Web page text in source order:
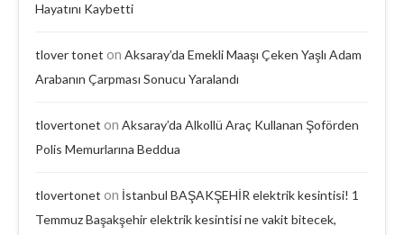
Hayatını Kaybetti
tlover tonet on Aksaray’da Emekli Maaşı Çeken Yaşlı Adam
Arabanın Çarpması Sonucu Yaralandı
tlovertonet on Aksaray’da Alkollü Araç Kullanan Şoförden
Polis Memurlarına Beddua
tlovertonet on İstanbul BAŞAKŞEHİR elektrik kesintisi! 1
Temmuz Başakşehir elektrik kesintisi ne vakit bitecek,